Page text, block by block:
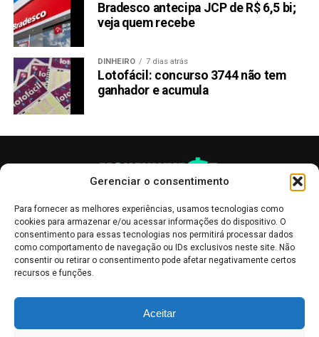
Gerenciar o consentimento
Para fornecer as melhores experiências, usamos tecnologias como
cookies para armazenar e/ou acessar informações do dispositivo. O
consentimento para essas tecnologias nos permitirá processar dados
como comportamento de navegação ou IDs exclusivos neste site. Não
consentir ou retirar o consentimento pode afetar negativamente certos
recursos e funções.
Aceitar
Bradesco antecipa JCP de R$ 6,5 bi;
veja quem recebe
DINHEIRO 7 dias atrás
Lotofácil: concurso 3744 não tem
ganhador e acumula
informativo, servindo como boletins de divulgação, e não devem ser
interpretadas como recomendações de investimento.Leia mais